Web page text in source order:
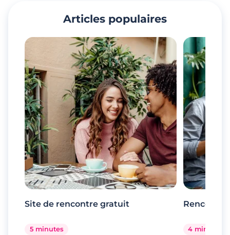
Articles populaires
Site de rencontre gratuit
5 minutes 4 minutes